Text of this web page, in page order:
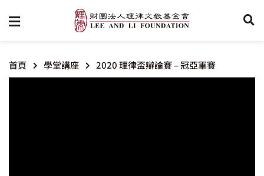
首頁 學堂講座 2020 理律盃辯論賽 – 冠亞軍賽